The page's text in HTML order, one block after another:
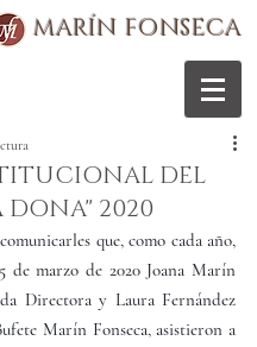
MARÍN FONSECA
DEL
DONA" 2020
que, como cada año,
de marzo de 2020 Joana Marín
Directora y Laura Fernández
Marín Fonseca, asistieron a